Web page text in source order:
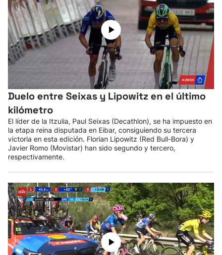
Duelo entre Seixas y Lipowitz en el último
kilómetro
El líder de la Itzulia, Paul Seixas (Decathlon), se ha impuesto en
la etapa reina disputada en Eibar, consiguiendo su tercera
victoria en esta edición. Florian Lipowitz (Red Bull-Bora) y
Javier Romo (Movistar) han sido segundo y tercero,
respectivamente.